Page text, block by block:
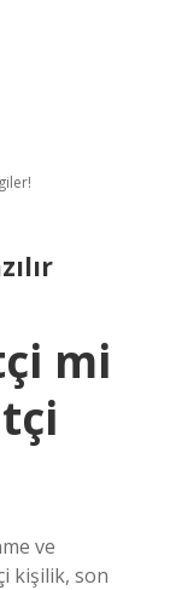
mi
ve
kişilik, son